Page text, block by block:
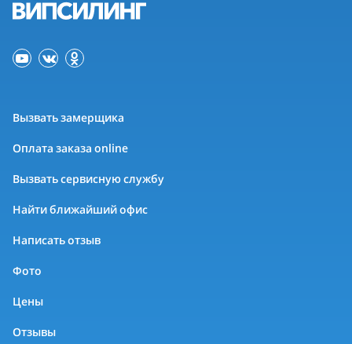
Вызвать замерщика
Оплата заказа online
Вызвать сервисную службу
Найти ближайший офис
Написать отзыв
Фото
Цены
Отзывы